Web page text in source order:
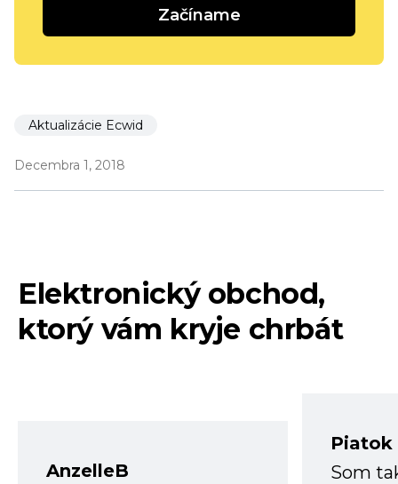
Začíname
Aktualizácie Ecwid
Decembra 1, 2018
Elektronický obchod,
ktorý vám kryje chrbát
AnzelleB
Piatok
Som